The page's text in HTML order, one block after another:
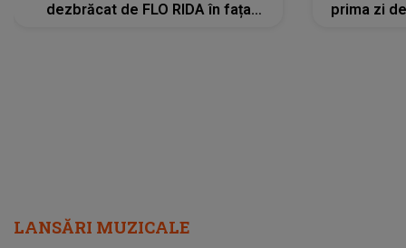
dezbrăcat de FLO RIDA în fața
prima zi
LANSĂRI MUZICALE